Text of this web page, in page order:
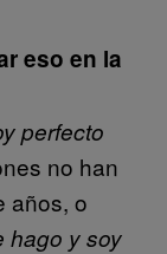
eso en la
perfecto
no han
años, o
hago y soy